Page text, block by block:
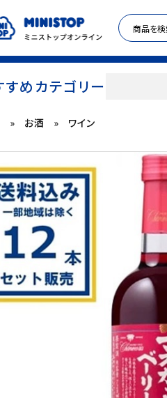
すめカテゴリー
person 新規登録
» お酒 » ワイン